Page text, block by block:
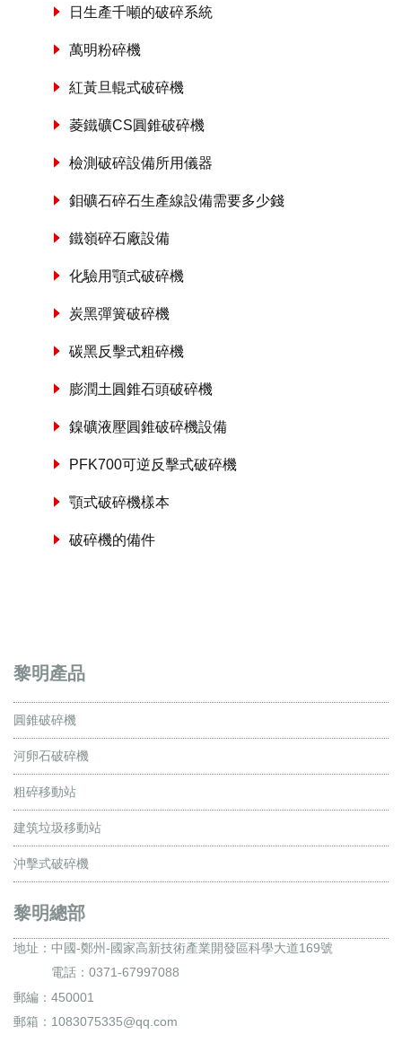
日生產千噸的破碎系統
萬明粉碎機
紅黃旦輥式破碎機
菱鐵礦CS圓錐破碎機
檢測破碎設備所用儀器
鉬礦石碎石生產線設備需要多少錢
鐵嶺碎石廠設備
化驗用顎式破碎機
炭黑彈簧破碎機
碳黑反擊式粗碎機
膨潤土圓錐石頭破碎機
鎳礦液壓圓錐破碎機設備
PFK700可逆反擊式破碎機
顎式破碎機樣本
破碎機的備件
黎明產品
圓錐破碎機
河卵石破碎機
粗碎移動站
建筑垃圾移動站
沖擊式破碎機
黎明總部
地址： 中國-鄭州-國家高新技術產業開發區科學大道169號
電話：0371-67997088
郵編：450001
郵箱：1083075335@qq.com